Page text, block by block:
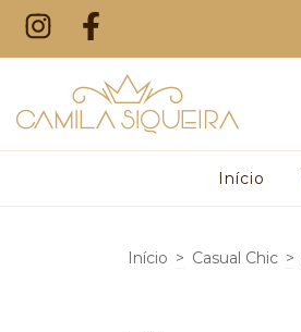
Início
Início > Casual Chic >